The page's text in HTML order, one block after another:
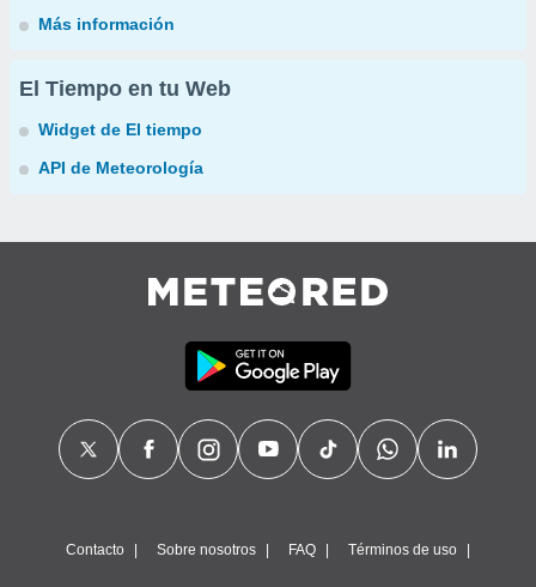
Más información
El Tiempo en tu Web
Widget de El tiempo
API de Meteorología
Contacto Sobre nosotros FAQ Términos de uso